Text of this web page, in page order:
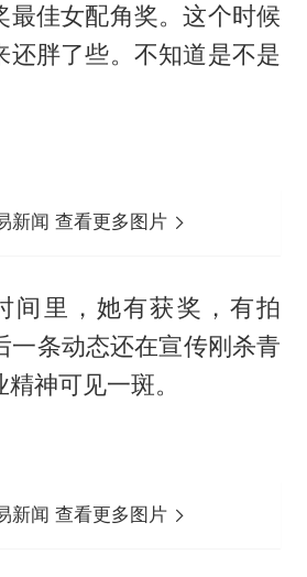
最佳女配角奖。这个时候
还胖了些。不知道是不是
新闻 查看更多图片
间里，她有获奖，有拍
一条动态还在宣传刚杀青
神可见一斑。
新闻 查看更多图片